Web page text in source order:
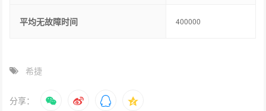
平均无故障时间 400000
希捷
分享：